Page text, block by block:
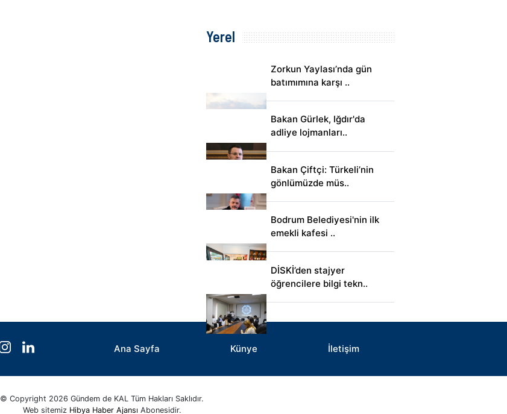
Yerel
Zorkun Yaylası’nda gün
batımımına karşı ..
Bakan Gürlek, Iğdır'da
adliye lojmanları..
Bakan Çiftçi: Türkeli’nin
gönlümüzde müs..
Bodrum Belediyesi'nin ilk
emekli kafesi ..
DİSKİ’den stajyer
öğrencilere bilgi tekn..
Ana Sayfa Künye İletişim
© Copyright 2026 Gündem de KAL Tüm Hakları Saklıdır.
Web sitemiz Hibya Haber Ajansı Abonesidir.